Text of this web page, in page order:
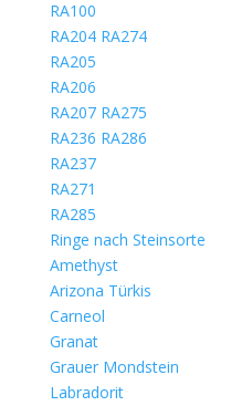
RA100
RA204 RA274
RA205
RA206
RA207 RA275
RA236 RA286
RA237
RA271
RA285
Ringe nach Steinsorte
Amethyst
Arizona Türkis
Carneol
Granat
Grauer Mondstein
Labradorit